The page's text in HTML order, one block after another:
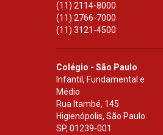
(11) 2114-8000
(11) 2766-7000
(11) 3121-4500
Colégio - São Paulo
Infantil, Fundamental e
Médio
Rua Itambé, 145
Higienópolis, São Paulo
SP, 01239-001